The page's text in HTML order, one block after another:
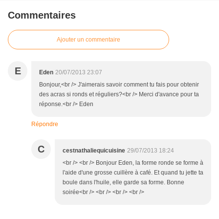
Commentaires
Ajouter un commentaire
E Eden 20/07/2013 23:07
Bonjour,<br /> J'aimerais savoir comment tu fais pour obtenir
des acras si ronds et réguliers?<br /> Merci d'avance pour ta
réponse.<br /> Eden
Répondre
C cestnathaliequicuisine 29/07/2013 18:24
<br /> <br /> Bonjour Eden, la forme ronde se forme à
l'aide d'une grosse cuillère à café. Et quand tu jette ta
boule dans l'huile, elle garde sa forme. Bonne
soirée<br /> <br /> <br /> <br />